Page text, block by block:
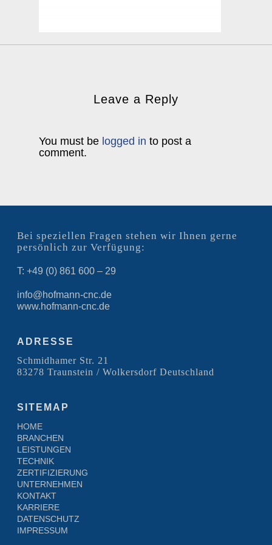
Leave a Reply
You must be logged in to post a
comment.
Bei speziellen Fragen stehen wir Ihnen gerne
persönlich zur Verfügung:
T: +49 (0) 861 600 – 29
info@hofmann-cnc.de
www.hofmann-cnc.de
ADRESSE
Schmidhamer Str. 21
83278 Traunstein / Wolkersdorf Deutschland
SITEMAP
HOME
BRANCHEN
LEISTUNGEN
TECHNIK
ZERTIFIZIERUNG
UNTERNEHMEN
KONTAKT
KARRIERE
DATENSCHUTZ
IMPRESSUM